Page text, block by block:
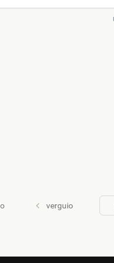
verguio